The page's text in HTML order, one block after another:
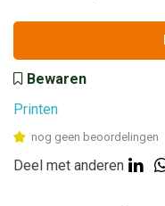
Bewaren
Printen
nog geen beoordelingen
Deel met anderen